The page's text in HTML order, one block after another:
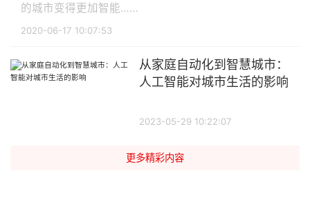
的城市变得更加智能……
2020-06-17 10:07:53
从家庭自动化到智慧城市：
人工智能对城市生活的影响
2023-05-29 10:22:07
更多精彩内容